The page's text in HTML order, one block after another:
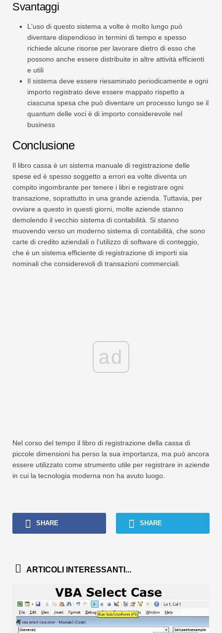
Svantaggi
L'uso di questo sistema a volte è molto lungo può
diventare dispendioso in termini di tempo e spesso
richiede alcune risorse per lavorare dietro di esso che
possono anche essere distribuite in altre attività efficienti
e utili
Il sistema deve essere riesaminato periodicamente e ogni
importo registrato deve essere mappato rispetto a
ciascuna spesa che può diventare un processo lungo se il
quantum delle voci è di importo considerevole nel
business
Conclusione
Il libro cassa è un sistema manuale di registrazione delle
spese ed è spesso soggetto a errori ea volte diventa un
compito ingombrante per tenere i libri e registrare ogni
transazione, soprattutto in una grande azienda. Tuttavia, per
ovviare a questo in questi giorni, molte aziende stanno
demolendo il vecchio sistema di contabilità. Si stanno
muovendo verso un moderno sistema di contabilità, che sono
carte di credito aziendali o l'utilizzo di software di conteggio,
che è un sistema efficiente di registrazione di importi sia
nominali che considerevoli di transazioni commerciali.
ad
Nel corso del tempo il libro di registrazione della cassa di
piccole dimensioni ha perso la sua importanza, ma può ancora
essere utilizzato come strumento utile per registrare in aziende
in cui la tecnologia moderna non ha avuto luogo.
SHARE SHARE
ARTICOLI INTERESSANTI...